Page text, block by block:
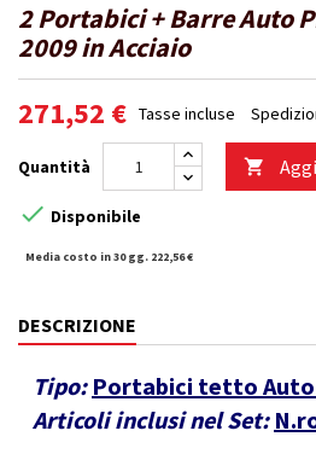
2 Portabici + Barre Auto
2009 in Acciaio
271,52 € Tasse incluse
Quantità 
 Disponibile
Media costo in 30 gg. 222,56 €
DESCRIZIONE
Tipo: Portabici tetto Auto
Articoli inclusi nel Set: